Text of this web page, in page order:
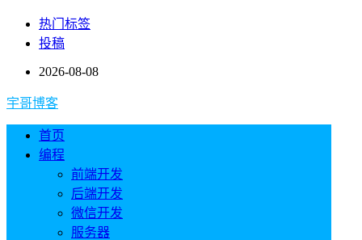
热门标签
投稿
2026-08-08
宇哥博客
首页
编程
前端开发
后端开发
微信开发
服务器